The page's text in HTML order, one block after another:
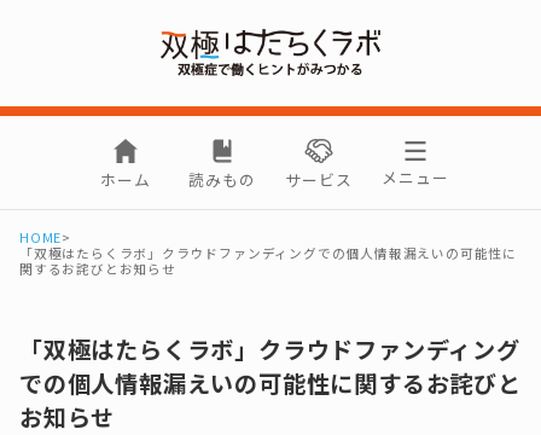
ホーム 読みもの サービス メニュー
HOME>
「双極はたらくラボ」クラウドファンディングでの個人情報漏えいの可能性に
関するお詫びとお知らせ
「双極はたらくラボ」クラウドファンディング
での個人情報漏えいの可能性に関するお詫びと
お知らせ